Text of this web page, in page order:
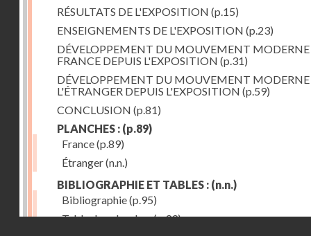
RÉSULTATS DE L'EXPOSITION (p.15)
ENSEIGNEMENTS DE L'EXPOSITION (p.23)
DÉVELOPPEMENT DU MOUVEMENT
FRANCE DEPUIS L'EXPOSITION (p.31)
DÉVELOPPEMENT DU MOUVEMENT
L'ÉTRANGER DEPUIS L'EXPOSITION (p.59)
CONCLUSION (p.81)
PLANCHES : (p.89)
France(p.89)
Étranger(n.n.)
BIBLIOGRAPHIE ET TABLES : (n.n.)
Bibliographie(p.95)
Table des planches(p.99)